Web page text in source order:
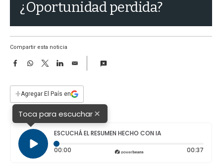
¿Oportunidad perdida?
Compartir esta noticia
F
e
b
o
o
W
s
p
p
T
w
t
r
L
I
n
E
i
l
+Agregar El País en
Toca para escuchar×
ESCUCHÁ EL RESUMEN HECHO CON IA
00:00 Tiempo transcurrido: 0 segundos 00:37